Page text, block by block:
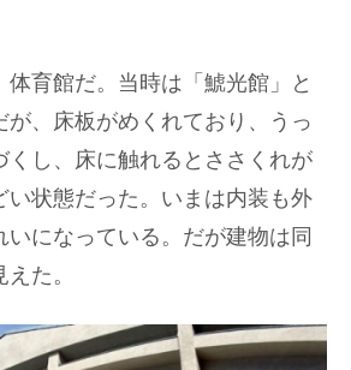
体育館だ。当時は「鯱光館」と
が、床板がめくれており、うっ
くし、床に触れるとささくれが
い状態だった。いまは内装も外
になっている。だが建物は同
た。